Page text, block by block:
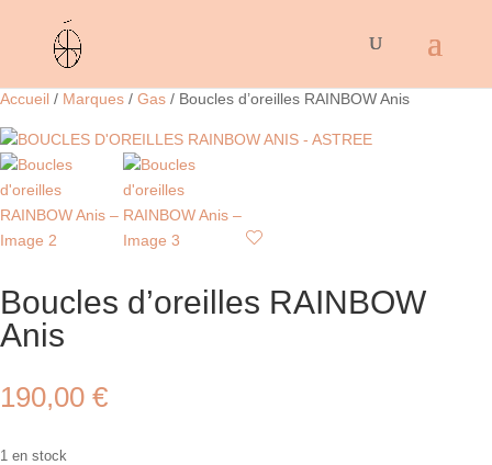
Accueil / Marques / Gas / Boucles d’oreilles RAINBOW Anis
Boucles d’oreilles RAINBOW
Anis
190,00 €
1 en stock